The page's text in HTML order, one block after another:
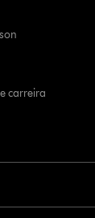
carreira